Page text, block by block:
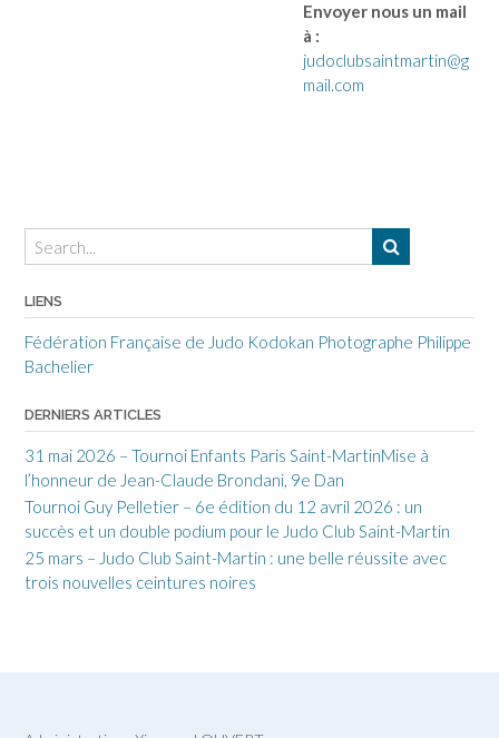
Envoyer nous un mail
à :
judoclubsaintmartin@g
mail.com
LIENS
Fédération Française de Judo Kodokan Photographe Philippe
Bachelier
DERNIERS ARTICLES
31 mai 2026 – Tournoi Enfants Paris Saint-MartinMise à
l’honneur de Jean-Claude Brondani, 9e Dan
Tournoi Guy Pelletier – 6e édition du 12 avril 2026 : un
succès et un double podium pour le Judo Club Saint-Martin
25 mars – Judo Club Saint-Martin : une belle réussite avec
trois nouvelles ceintures noires